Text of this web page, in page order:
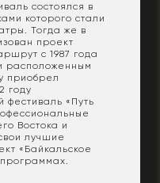
состоялся в
которого стали
Тогда же в
проект
с 1987 года
расположенным
приобрел
году
«Путь
Востока и
лучшие
«Байкальское